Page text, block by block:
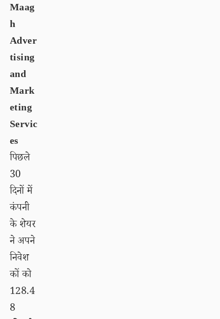
Maag
h
Adver
tising
and
Mark
eting
Servic
es
पिछले
30
दिनों में
कंपनी
के शेयर
ने अपने
निवेश
कों को
128.4
8